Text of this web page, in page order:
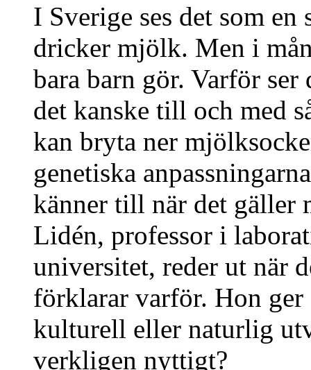
I Sverige ses det som
dricker mjölk. Men i
bara barn gör. Varför
det kanske till och med
kan bryta ner
genetiska
känner till när det gäller
Lidén, professor i
universitet, reder ut när
förklarar varför. Hon ger
kulturell eller naturlig
verkligen nyttigt?